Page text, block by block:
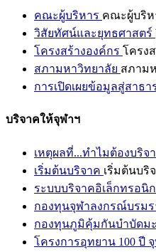
คณะผู้บริหาร คณะผู้บริห
วิสัยทัศน์และยุทธศาสตร์
โครงสร้างองค์กร โครง
สภามหาวิทยาลัย สภาม
การเปิดเผยข้อมูลสู่สาธ
บริจาคให้จุฬาฯ
เหตุผลที่...ทำไมต้องบริจ
เริ่มต้นบริจาค เริ่มต้นบริ
ระบบบริจาคอิเล็กทรอนิ
กองทุนจุฬาลงกรณ์บรม
กองทุนภูมิคุ้มกันบำบัดมะ
โครงการอุทยาน 100 ปี